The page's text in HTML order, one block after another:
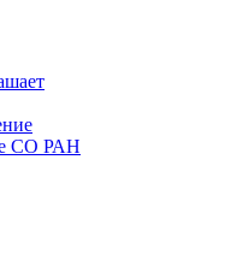
СО РАН